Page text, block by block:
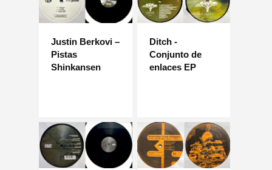
Justin Berkovi –
Pistas
Shinkansen
Ditch -
Conjunto de
enlaces EP